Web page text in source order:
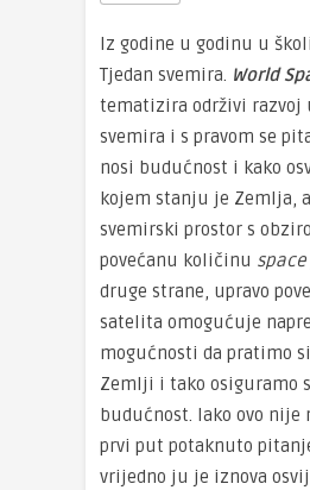
Iz godine u godinu u
Tjedan svemira. World
tematizira održivi razvoj
svemira i s pravom se
nosi budućnost i kako
kojem stanju je Zemlja,
svemirski prostor s
povećanu količinu
druge strane, upravo
satelita omogućuje
mogućnosti da pratimo
Zemlji i tako osiguramo
budućnost. Iako ovo nije
prvi put potaknuto
vrijedno ju je iznova